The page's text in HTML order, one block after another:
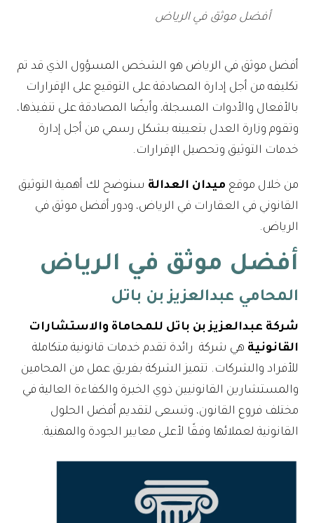
أفضل موثق في الرياض
أفضل موثق في الرياض هو الشخص المسؤول الذي قد تم
تكليفه من أجل إدارة المصادقة على التوقيع على الإقرارات
بالأفعال والأدوات المسجلة، وأيضًا المصادقة على تنفيذها،
وتقوم وزارة العدل بتعيينه بشكل رسمي من أجل إدارة
خدمات التوثيق وتحصيل الإقرارات.
من خلال موقع ميدان العدالة سنوضح لك أهمية التوثيق
القانوني في العقارات في الرياض، ودور أفضل موثق في
الرياض.
أفضل موثق في الرياض
المحامي عبدالعزيز بن باتل
شركة عبدالعزيز بن باتل للمحاماة والاستشارات
القانونية هي شركة رائدة تقدم خدمات قانونية متكاملة
للأفراد والشركات. تتميز الشركة بفريق عمل من المحامين
والمستشارين القانونيين ذوي الخبرة والكفاءة العالية في
مختلف فروع القانون، وتسعى لتقديم أفضل الحلول
القانونية لعملائها وفقًا لأعلى معايير الجودة والمهنية.